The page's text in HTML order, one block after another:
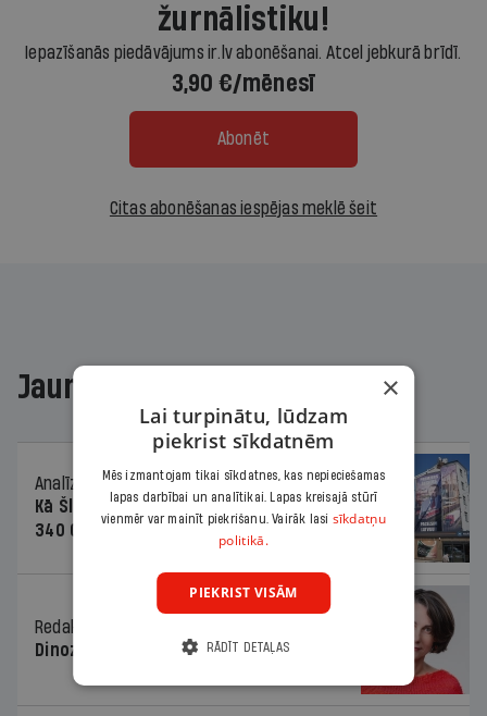
žurnālistiku!
Iepazīšanās piedāvājums ir.lv abonēšanai. Atcel jebkurā brīdī.
3,90 €/mēnesī
Abonēt
Citas abonēšanas iespējas meklē šeit
Jaunākajā žurnālā
Analīze
06.08.2026.
Kā Šlesera partija palika nesodīta par
340 000 vērtu reklāmas kampaņu
Redaktores sleja
Dinozaura triks
×
Lai turpinātu, lūdzam
piekrist sīkdatnēm
Mēs izmantojam tikai sīkdatnes, kas nepieciešamas
lapas darbībai un analītikai. Lapas kreisajā stūrī
vienmēr var mainīt piekrišanu. Vairāk lasi sīkdatņu
politikā.
PIEKRIST VISĀM
RĀDĪT DETAĻAS